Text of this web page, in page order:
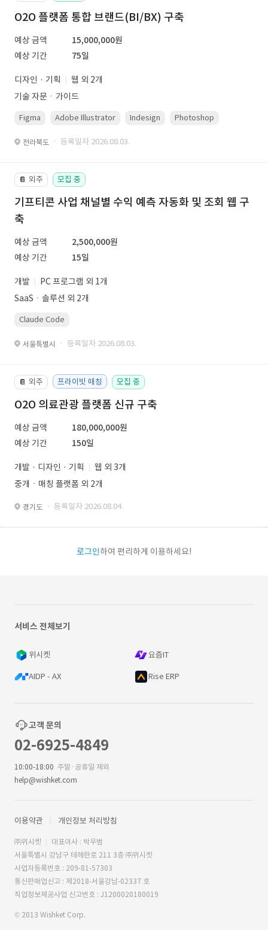
O2O 플랫폼 통합 브랜드(BI/BX) 구축
예상 금액
15,000,000원
예상 기간
75일
디자인 · 기획
웹 외 2개
기술 자문ㆍ가이드
Figma Adobe Illustrator Indesign Photoshop
전라북도 · 등록일자 2026.08.03.
📔 외주 모집 중
기프티콘 사업 채널별 수익 예측 자동화 및 조회 웹 구
축
예상 금액
2,500,000원
예상 기간
15일
개발
PC 프로그램 외 1개
SaaSㆍ솔루션 외 2개
Claude Code
서울특별시 · 등록일자 2026.08.03.
📔 외주 프라이빗 매칭 모집 중
O2O 의료관광 플랫폼 신규 구축
예상 금액
180,000,000원
예상 기간
150일
개발 · 디자인 · 기획
웹 외 3개
중개ㆍ매칭 플랫폼 외 2개
경기도 · 등록일자 2026.08.04.
로그인하여 편리하게 이용하세요!
서비스 전체보기
위시켓 요즘IT
AIDP - AX Rise ERP
고객 문의
02-6925-4849
10:00-18:00 주말·공휴일 제외
help@wishket.com
이용약관 개인정보 처리방침
㈜위시켓
대표이사 : 박우범
서울특별시 강남구 테헤란로 211 3층 ㈜위시켓
사업자등록번호 : 209-81-57303
통신판매업신고 : 제2018-서울강남-02337 호
직업정보제공사업 신고번호 : J1200020180019
© 2013 Wishket Corp.